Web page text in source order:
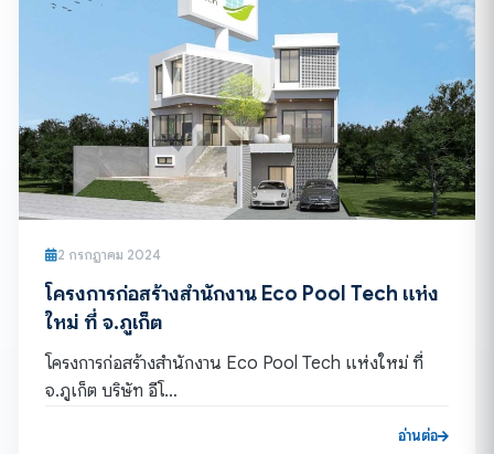
2 กรกฎาคม 2024
โครงการก่อสร้างสำนักงาน Eco Pool Tech แห่ง
ใหม่ ที่ จ.ภูเก็ต
โครงการก่อสร้างสำนักงาน Eco Pool Tech แห่งใหม่ ที่
จ.ภูเก็ต บริษัท อีโ…
อ่านต่อ